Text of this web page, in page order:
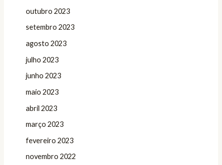
outubro 2023
setembro 2023
agosto 2023
julho 2023
junho 2023
maio 2023
abril 2023
março 2023
fevereiro 2023
novembro 2022